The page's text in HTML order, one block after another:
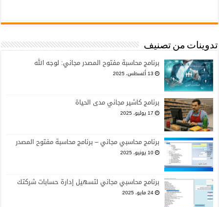
تدوينات من تصنيف
برنامج محاسبة مفتوح المصدر مجاني: لوجه الله
13 أغسطس، 2025
برنامج كاشير مجاني مدى الحياة
17 يوليو، 2025
برنامج محاسبي مجاني – برنامج محاسبة مفتوح المصدر
10 يونيو، 2025
برنامج محاسبي مجاني لتسهيل إدارة حسابات شركتك
24 مايو، 2025